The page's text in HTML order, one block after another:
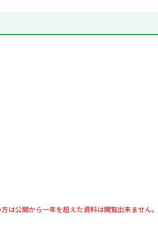
は公開から一年を超えた資料は閲覧出来ません。